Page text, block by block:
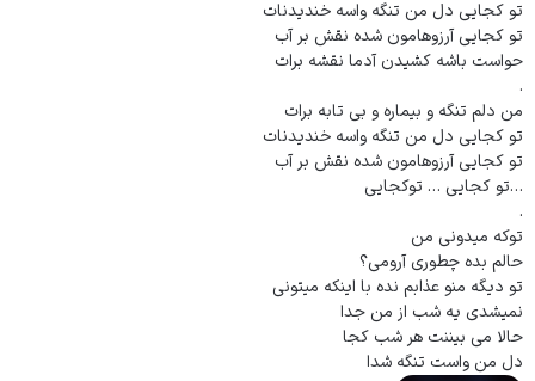
تو کجایی دل من تنگه واسه خندیدنات
تو کجایی آرزوهامون شده نقش بر آب
حواست باشه کشیدن آدما نقشه برات
.
من دلم تنگه و بیماره و بی تابه برات
تو کجایی دل من تنگه واسه خندیدنات
تو کجایی آرزوهامون شده نقش بر آب
…تو کجایی … توکجایی
.
توکه میدونی من
حالم بده چطوری آرومی؟
تو دیگه منو عذابم نده با اینکه میتونی
نمیشدی یه شب از من جدا
حالا می بیننت هر شب کجا
دل من واست تنگه شدا